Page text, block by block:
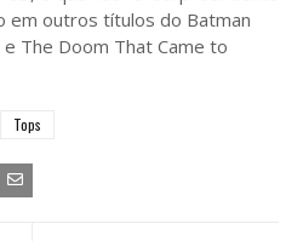
em outros títulos do Batman
The Doom That Came to
Tops